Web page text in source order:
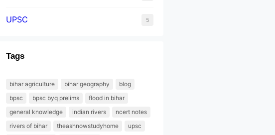
UPSC 5
Tags
bihar agriculture bihar geography
blog
bpsc
bpsc byq prelims
flood in bihar
general knowledge
indian rivers
ncert notes
rivers of bihar
theashnowstudyhome
upsc